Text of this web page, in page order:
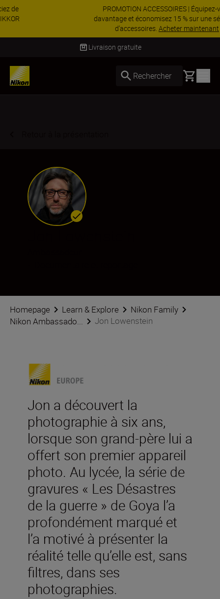
PROMOTION ACCESSOIRES | Équipez-vous
davantage et économisez 15 % sur une sélection
Acheter maintenant
Livraison sous 2 à 3 jours ouvrés
Rechercher Basket
Homepage Learn & Explore
Nikon Family
Nikon Ambassado...
Jon Lowenstein
Jon a découvert la
photographie à six ans,
lorsque son grand-père lui a
offert son premier appareil
photo. Au lycée, la série de
gravures « Les Désastres
de la guerre » de Goya l’a
profondément marqué et
l’a motivé à présenter la
réalité telle qu’elle est, sans
filtres, dans ses
photographies.